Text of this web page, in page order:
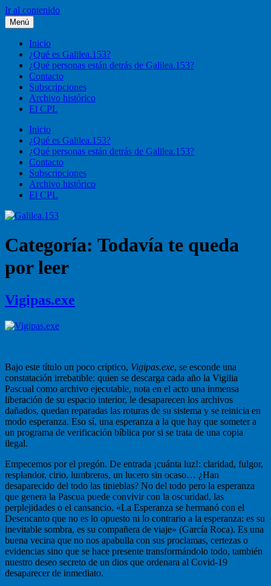
Ir al contenido
Galilea.153
Liturgia, pastoral, vida cristiana
Menú
Inicio
¿Qué es Galilea.153?
¿Qué personas están detrás de Galilea.153?
Contacto
Subscripciones
Archivo histórico
El CPL
Inicio
¿Qué es Galilea.153?
¿Qué personas están detrás de Galilea.153?
Contacto
Subscripciones
Archivo histórico
El CPL
Categoría: Todavía te queda
por leer
Vigipas.exe
Bajo este título un poco críptico, Vigipas.exe, se esconde una
constatación irrebatible: quien se descarga cada año la Vigilia
Pascual como archivo ejecutable, nota en el acto una inmensa
liberación de su espacio interior, le desaparecen los archivos
dañados, quedan reparadas las roturas de su sistema y se reinicia en
modo esperanza. Eso sí, una esperanza a la que hay que someter a
un programa de verificación bíblica por si se trata de una copia
ilegal.
Empecemos por el pregón. De entrada ¡cuánta luz!: claridad, fulgor,
resplandor, cirio, lumbreras, un lucero sin ocaso… ¿Han
desaparecido del todo las tinieblas? No del todo pero la esperanza
que genera la Pascua puede convivir con la oscuridad, las
perplejidades o el cansancio. «La Esperanza se hermanó con el
Desencanto que no es lo opuesto ni lo contrario a la esperanza: es su
inevitable sombra, es su compañera de viaje» (García Roca). Es una
buena vecina que no nos apabulla con sus proclamas, certezas o
evidencias sino que se hace presente transformándolo todo, también
nuestro deseo secreto de un dios que ordenara al Covid-19
desaparecer de inmediato.